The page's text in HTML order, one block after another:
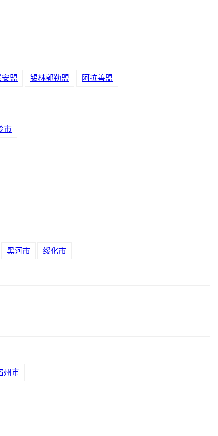
安盟 锡林郭勒盟 阿拉善盟
市
黑河市 绥化市
州市